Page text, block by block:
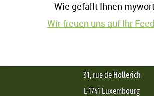
Wie gefällt Ihnen
Wir freuen uns auf Ihr
31, rue de Hollerich
L-1741 Luxembourg